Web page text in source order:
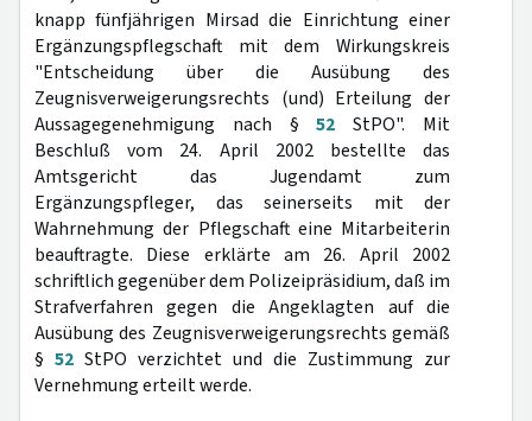
knapp fünfjährigen Mirsad die Einrichtung einer
Ergänzungspflegschaft mit dem Wirkungskreis
"Entscheidung über die Ausübung des
Zeugnisverweigerungsrechts (und) Erteilung der
Aussagegenehmigung nach §52 StPO". Mit
Beschluß vom 24. April 2002 bestellte das
Amtsgericht das Jugendamt zum
Ergänzungspfleger, das seinerseits mit der
Wahrnehmung der Pflegschaft eine Mitarbeiterin
beauftragte. Diese erklärte am 26. April 2002
schriftlich gegenüber dem Polizeipräsidium, daß im
Strafverfahren gegen die Angeklagten auf die
Ausübung des Zeugnisverweigerungsrechts gemäß
§ 52 StPO verzichtet und die Zustimmung zur
Vernehmung erteilt werde.